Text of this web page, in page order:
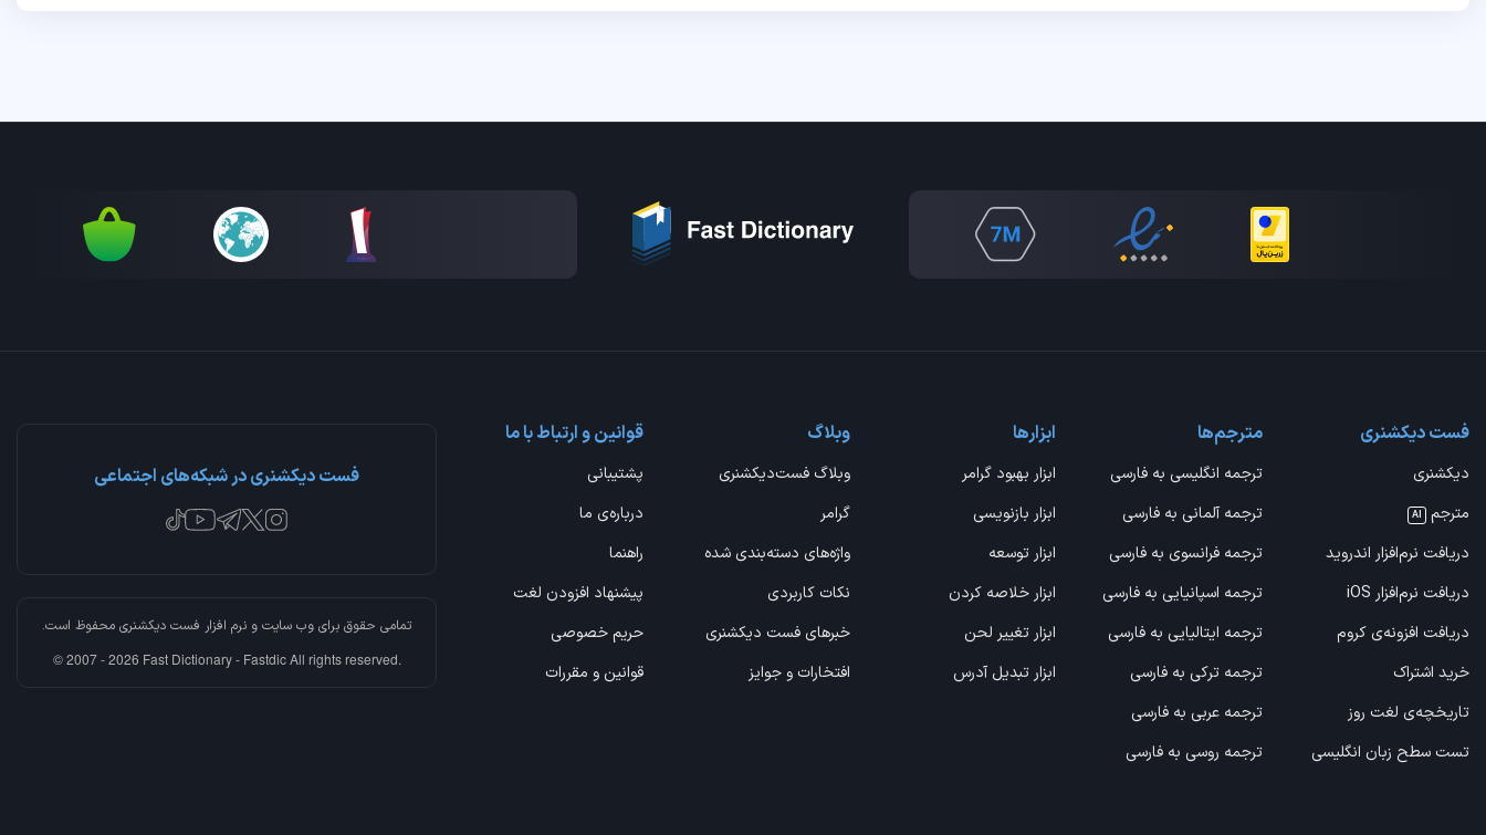
فست دیکشنری
دیکشنری
مترجم
AI
دریافت نرم‌افزار اندروید
دریافت نرم‌افزار iOS
دریافت افزونه‌ی کروم
خرید اشتراک
تاریخچه‌ی لغت روز
تست سطح زبان انگلیسی
مترجم‌ها
ترجمه انگلیسی به فارسی
ترجمه آلمانی به فارسی
ترجمه فرانسوی به فارسی
ترجمه اسپانیایی به فارسی
ترجمه ایتالیایی به فارسی
ترجمه ترکی به فارسی
ترجمه عربی به فارسی
ترجمه روسی به فارسی
ابزارها
ابزار بهبود گرامر
ابزار بازنویسی
ابزار توسعه
ابزار خلاصه کردن
ابزار تغییر لحن
ابزار تبدیل آدرس
وبلاگ
وبلاگ فست‌دیکشنری
گرامر
واژه‌های دسته‌بندی شده
نکات کاربردی
خبرهای فست دیکشنری
افتخارات و جوایز
قوانین و ارتباط با ما
پشتیبانی
درباره‌ی ما
راهنما
پیشنهاد افزودن لغت
حریم خصوصی
قوانین و مقررات
فست دیکشنری در شبکه‌های اجتماعی
تمامی حقوق برای وب سایت و نرم افزار فست دیکشنریمحفوظ است.
© 2007 - 2026 Fast Dictionary - Fastdic All rights reserved.